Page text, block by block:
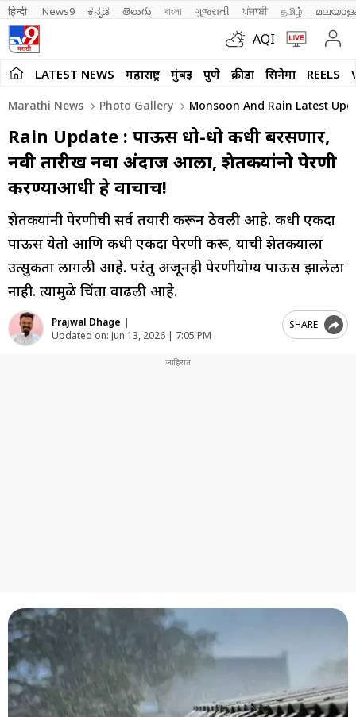
हिन्दी News9 ಕನ್ನಡ తెలుగు বাংলা ગુજરાતી ਪੰਜਾਬੀ தமிழ்
AQI
LATEST NEWS महाराष्ट्र मुंबई पुणे क्रीडा सिनेमा REELS
Marathi News Photo Gallery Monsoon And Rain Latest
Rain Update : पाऊस धो-धो कधी बरसणार,
नवी तारीख नवा अंदाज आला, शेतकऱ्यांनो पेरणी
करण्याआधी हे वाचाच!
शेतकऱ्यांनी पेरणीची सर्व तयारी करून ठेवली आहे. कधी एकदा
पाऊस येतो आणि कधी एकदा पेरणी करू, याची शेतकऱ्याला
उत्सुकता लागली आहे. परंतु अजूनही पेरणीयोग्य पाऊस झालेला
नाही. त्यामुळे चिंता वाढली आहे.
Prajwal Dhage |
Updated on: Jun 13, 2026 | 7:05 PM
SHARE